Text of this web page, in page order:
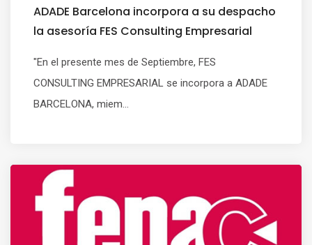
ADADE Barcelona incorpora a su despacho
la asesoría FES Consulting Empresarial
"En el presente mes de Septiembre, FES
CONSULTING EMPRESARIAL se incorpora a ADADE
BARCELONA, miem...